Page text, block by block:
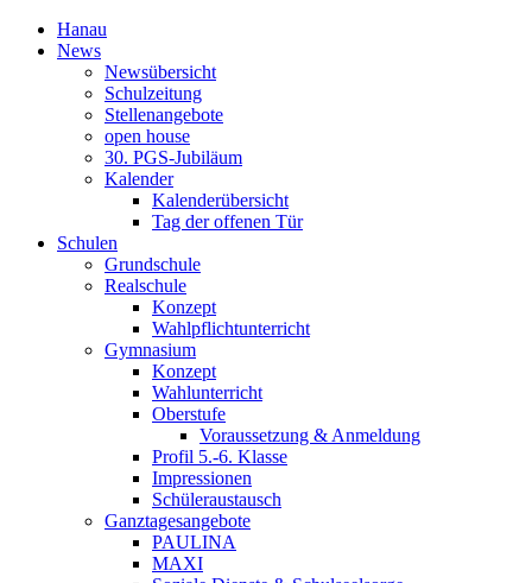
Hanau
News
Newsübersicht
Schulzeitung
Stellenangebote
open house
30. PGS-Jubiläum
Kalender
Kalenderübersicht
Tag der offenen Tür
Schulen
Grundschule
Realschule
Konzept
Wahlpflichtunterricht
Gymnasium
Konzept
Wahlunterricht
Oberstufe
Voraussetzung & Anmeldung
Profil 5.-6. Klasse
Impressionen
Schüleraustausch
Ganztagesangebote
PAULINA
MAXI